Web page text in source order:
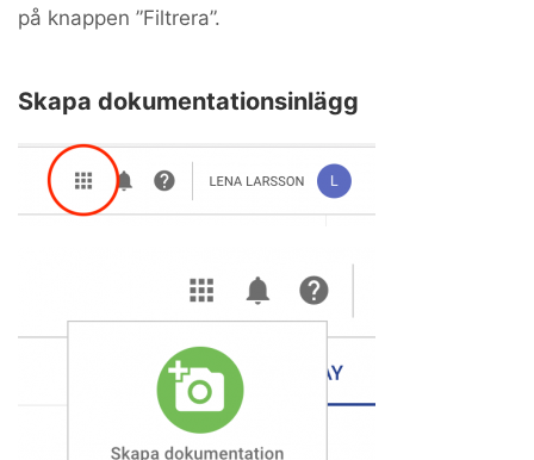
på knappen ”Filtrera”.
Skapa dokumentationsinlägg